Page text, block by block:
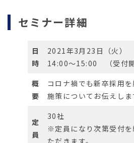
セミナー詳細
日
時
2021年3月23日（火）
14:00～15:00 （受付開
概
要
コロナ禍でも新卒採用
施策についてお伝えしま
定
員
30社
※定員になり次第受付を
ただきます。